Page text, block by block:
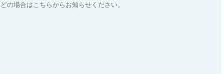
の場合はこちらからお知らせください。